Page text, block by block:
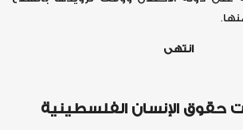
انتهى
الإنسان الفلسطينية